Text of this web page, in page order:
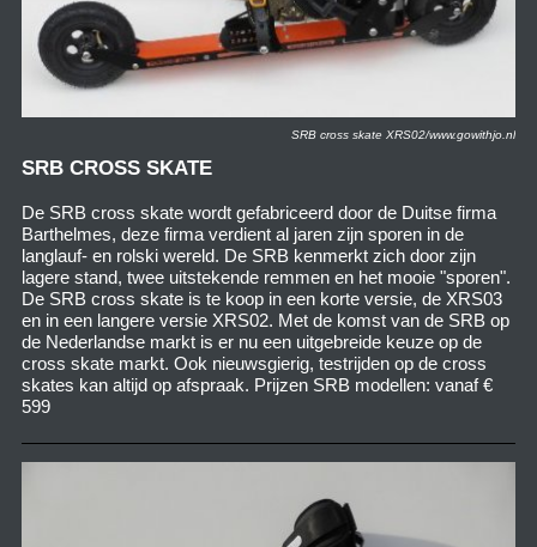
SRB cross skate XRS02/www.gowithjo.nl
SRB CROSS SKATE
De SRB cross skate wordt gefabriceerd door de Duitse firma
Barthelmes, deze firma verdient al jaren zijn sporen in de
langlauf- en rolski wereld. De SRB kenmerkt zich door zijn
lagere stand, twee uitstekende remmen en het mooie "sporen".
De SRB cross skate is te koop in een korte versie, de XRS03
en in een langere versie XRS02. Met de komst van de SRB op
de Nederlandse markt is er nu een uitgebreide keuze op de
cross skate markt. Ook nieuwsgierig, testrijden op de cross
skates kan altijd op afspraak. Prijzen SRB modellen: vanaf €
599